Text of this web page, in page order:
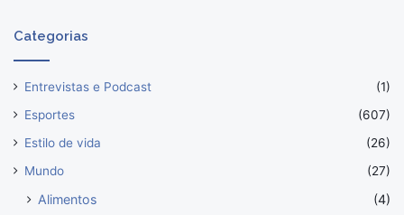
Categorias
Entrevistas e Podcast
(1)
Esportes
(607)
Estilo de vida
(26)
Mundo
(27)
Alimentos
(4)